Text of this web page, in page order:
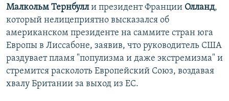
Малкольм Тернбулли президент Франции Олланд,
который нелицеприятно высказался об
американском президенте на саммите стран юга
Европы в Лиссабоне, заявив, что руководитель США
раздувает пламя "популизма и даже экстремизма" и
стремится расколоть Европейский Союз, воздавая
хвалу Британии за выход из ЕС.